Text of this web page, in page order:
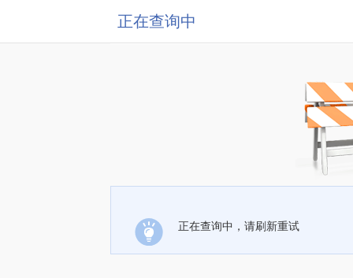
正在查询中
正在查询中，请刷新重试